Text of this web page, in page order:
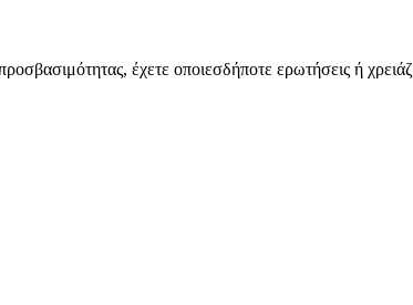
έχετε οποιεσδήποτε ερωτήσεις ή